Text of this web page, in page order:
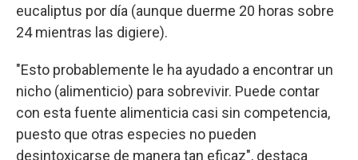
eucaliptus por día (aunque duerme 20 horas sobre
24 mientras las digiere).
"Esto probablemente le ha ayudado a encontrar un
nicho (alimenticio) para sobrevivir. Puede contar
con esta fuente alimenticia casi sin competencia,
puesto que otras especies no pueden
desintoxicarse de manera tan eficaz", destaca